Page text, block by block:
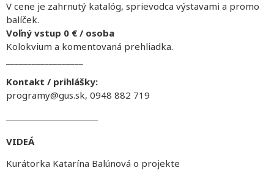
V cene je zahrnutý katalóg, sprievodca výstavami a promo
balíček.
Voľný vstup 0 € / osoba
Kolokvium a komentovaná prehliadka.
Kontakt / prihlášky:
programy@gus.sk, 0948 882 719
VIDEÁ
Kurátorka Katarína Balúnová o projekte